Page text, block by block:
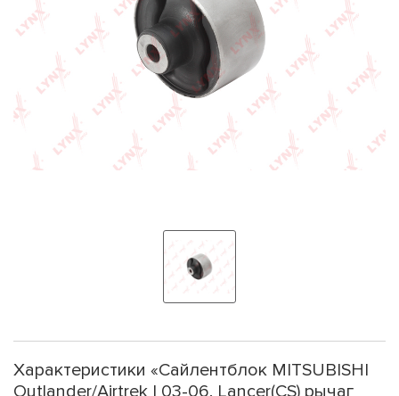
Характеристики «Сайлентблок MITSUBISHI
Outlander/Airtrek I 03-06, Lancer(CS) рычаг